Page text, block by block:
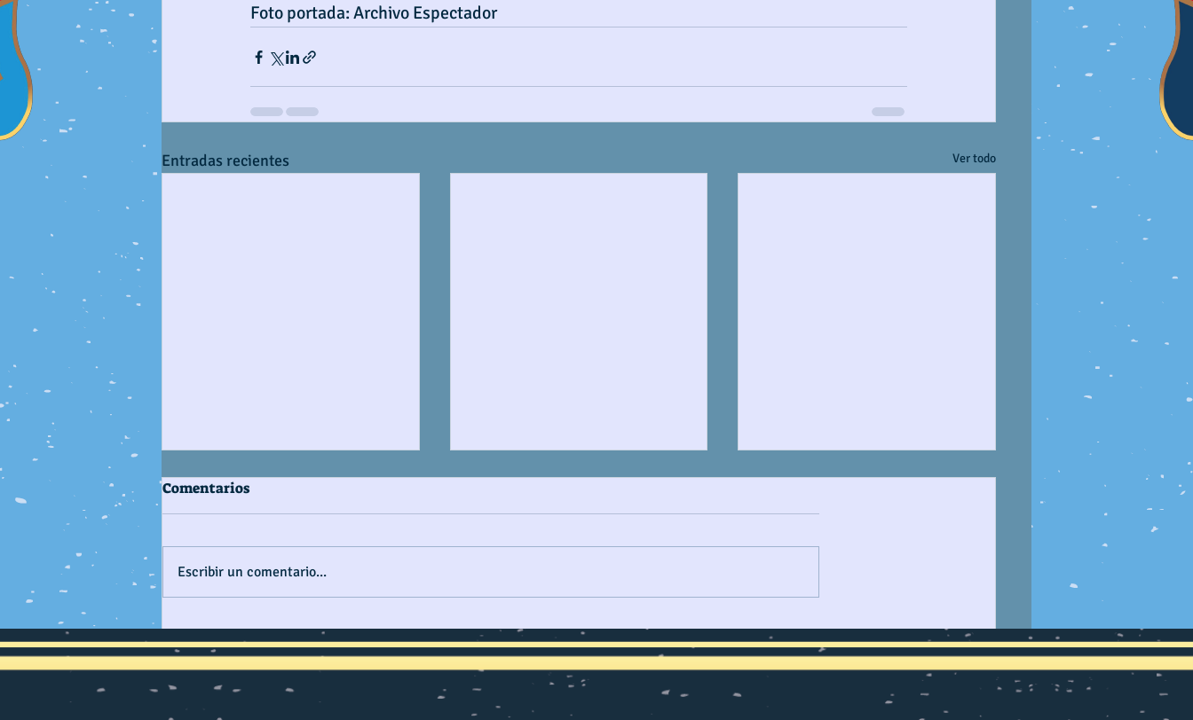
Foto portada: Archivo Espectador
Entradas recientes Ver todo
CONSTRUYENDO PAÍS
MARÍTIMO
IRÁN Y LA GUERRA EN EL
ESTRECHO DE ORMUZ
REDEFINE RUTAS
MARÍTIMAS
LA JUSTICIA ESPECIAL
PARA LA PAZ (JEP)
Comentarios
Escribir un comentario...